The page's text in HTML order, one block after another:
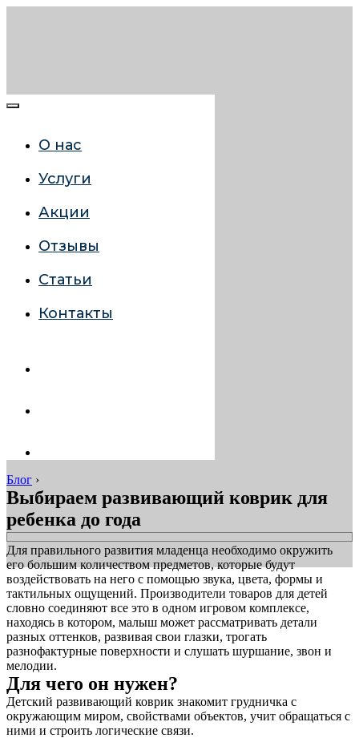
О нас
Услуги
Акции
Отзывы
Статьи
Контакты
Блог ›
Выбираем развивающий коврик для
ребенка до года
Для правильного развития младенца необходимо окружить
его большим количеством предметов, которые будут
воздействовать на него с помощью звука, цвета, формы и
тактильных ощущений. Производители товаров для детей
словно соединяют все это в одном игровом комплексе,
находясь в котором, малыш может рассматривать детали
разных оттенков, развивая свои глазки, трогать
разнофактурные поверхности и слушать шуршание, звон и
мелодии.
Для чего он нужен?
Детский развивающий коврик знакомит грудничка с
окружающим миром, свойствами объектов, учит обращаться с
ними и строить логические связи.